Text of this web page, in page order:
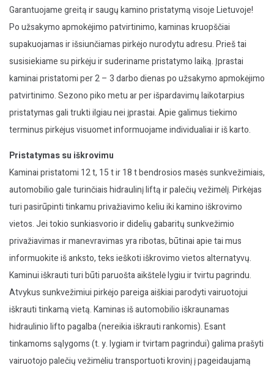
Garantuojame greitą ir saugų kamino pristatymą visoje Lietuvoje!
Po užsakymo apmokėjimo patvirtinimo, kaminas kruopščiai
supakuojamas ir išsiunčiamas pirkėjo nurodytu adresu. Prieš tai
susisiekiame su pirkėju ir suderiname pristatymo laiką. Įprastai
kaminai pristatomi per 2 – 3 darbo dienas po užsakymo apmokėjimo
patvirtinimo. Sezono piko metu ar per išpardavimų laikotarpius
pristatymas gali trukti ilgiau nei įprastai. Apie galimus tiekimo
terminus pirkėjus visuomet informuojame individualiai ir iš karto.
Pristatymas su iškrovimu
Kaminai pristatomi 12 t, 15 t ir 18 t bendrosios masės sunkvežimiais,
automobilio gale turinčiais hidraulinį liftą ir palečių vežimėlį. Pirkėjas
turi pasirūpinti tinkamu privažiavimo keliu iki kamino iškrovimo
vietos. Jei tokio sunkiasvorio ir didelių gabaritų sunkvežimio
privažiavimas ir manevravimas yra ribotas, būtinai apie tai mus
informuokite iš anksto, teks ieškoti iškrovimo vietos alternatyvų.
Kaminui iškrauti turi būti paruošta aikštelė lygiu ir tvirtu pagrindu.
Atvykus sunkvežimiui pirkėjo pareiga aiškiai parodyti vairuotojui
iškrauti tinkamą vietą. Kaminas iš automobilio iškraunamas
hidraulinio lifto pagalba (nereikia iškrauti rankomis). Esant
tinkamoms sąlygoms (t. y. lygiam ir tvirtam pagrindui) galima prašyti
vairuotojo palečių vežimėliu transportuoti krovinį į pageidaujamą